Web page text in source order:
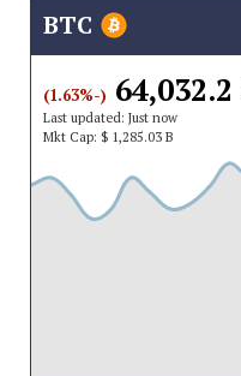
(-1.63%)
Last updated: Just now
Mkt Cap: $ 1,285.03 B